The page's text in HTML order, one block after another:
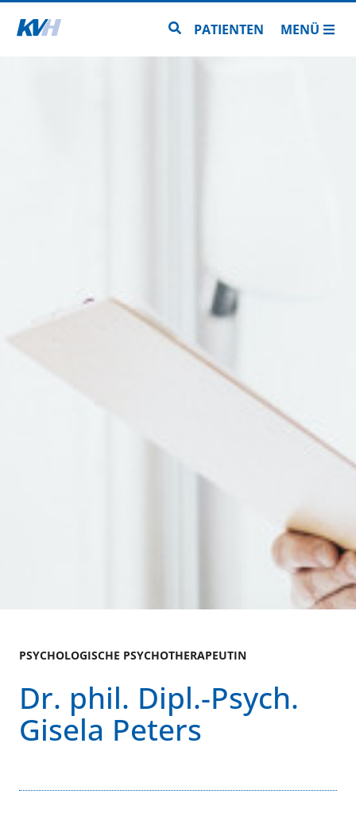
Zur Startseite Zur Seitensuche
PATIENTEN MENÜ
PSYCHOLOGISCHE PSYCHOTHERAPEUTIN
Dr. phil. Dipl.-Psych.
Gisela Peters